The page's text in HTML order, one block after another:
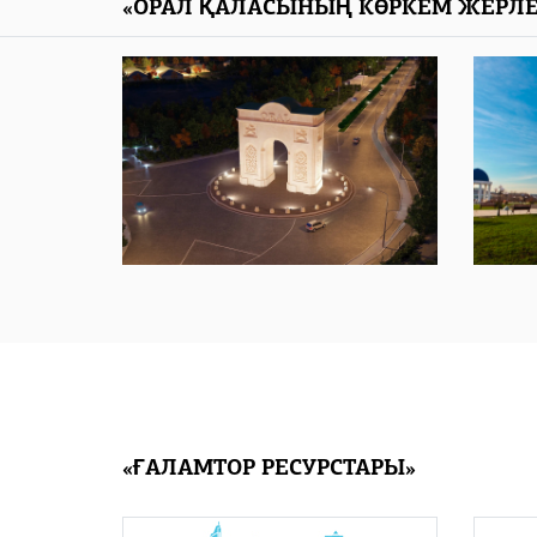
«ОРАЛ ҚАЛАСЫНЫҢ КӨРКЕМ
«ҒАЛАМТОР РЕСУРСТАРЫ»